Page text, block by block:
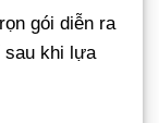
gói diễn ra
sau khi lựa